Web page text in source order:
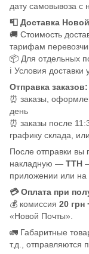
дату самовывоза
📮 Доставка
🚚 Стоимость
тарифам
📦 Для отдельных
ℹ️ Условия доставки
Отправка заказов:
⏰ заказы,
день
⏰ заказы после
графику склада,
После отправки вы
накладную — ТТН
приложении или на
💳 Оплата при
💰 комиссия 20 грн
«Новой Почты».
🚛 Габаритные
т.д., отправляются